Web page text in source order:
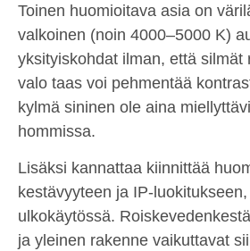
Toinen huomioitava asia on
valkoinen (noin 4000–5000 K)
yksityiskohdat ilman, että silmät
valo taas voi pehmentää
kylmä sininen ole aina
hommissa.
Lisäksi kannattaa kiinnittää
kestävyyteen ja IP-
ulkokäytössä.
ja yleinen rakenne vaikuttavat